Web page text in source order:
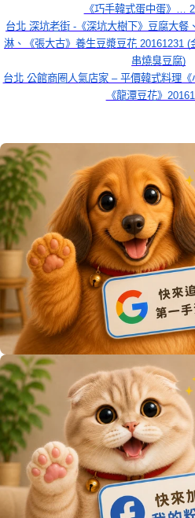
《巧手韓式蛋中蛋》…
台北 深坑老街 -《深坑大樹下》豆腐大餐
淋、《張大古》養生豆漿豆花 20161231 (
串燒臭豆腐)
台北 公館商圈人氣店家 – 平價韓式料理
《龍潭豆花》